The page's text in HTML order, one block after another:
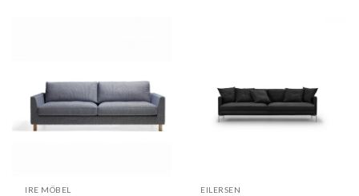
IRE MÖBEL EILERSEN